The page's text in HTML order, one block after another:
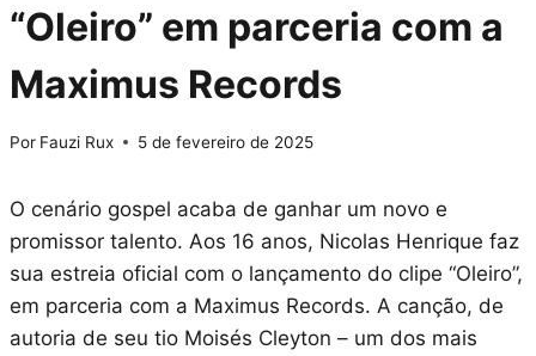
“Oleiro” em parceria com a
Maximus Records
Por Fauzi Rux 5 de fevereiro de 2025
O cenário gospel acaba de ganhar um novo e
promissor talento. Aos 16 anos, Nicolas Henrique faz
sua estreia oficial com o lançamento do clipe “Oleiro”,
em parceria com a Maximus Records. A canção, de
autoria de seu tio Moisés Cleyton – um dos mais